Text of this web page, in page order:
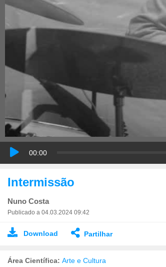
00:00
Intermissão
Nuno Costa
Publicado a 04.03.2024 09:42
Download Partilhar
Área Científica: Arte e Cultura